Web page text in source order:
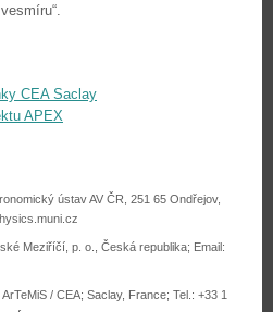
CEA Saclay
APEX
ústav AV ČR, 251 65 Ondřejov,
Meziříčí, p. o., Česká republika; Email:
/ CEA; Saclay, France; Tel.: +33 1